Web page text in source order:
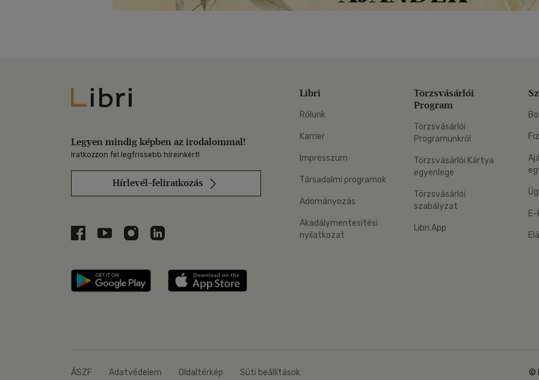
Libri
Legyen mindig képben az irodalommal!
Iratkozzon fel legfrissebb híreinkért!
Hírlevél-feliratkozás
Libri a Facebookon
Libri a Youtube-on
Libri az Instagramon
Libri a LinkedInen
Libri applikáció Szerezd meg: Google Play
Libri
Rólunk
Karrier
Impresszum
Társadalmi programok
Adományozás
Akadálymentesítési
nyilatkozat
Törzsvásárlói
Program
Törzsvásárlói
Programunkról
Törzsvásárlói Kártya
egyenlege
Törzsvásárlói
szabályzat
Libri App
ÁSZF Adatvédelem Oldaltérkép Süti beállítások ©